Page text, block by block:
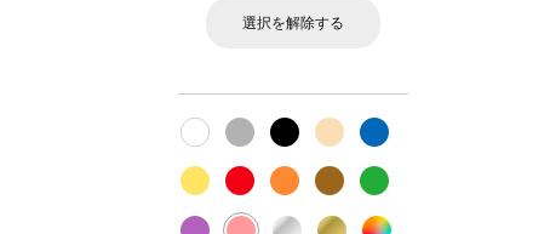
選択を解除する